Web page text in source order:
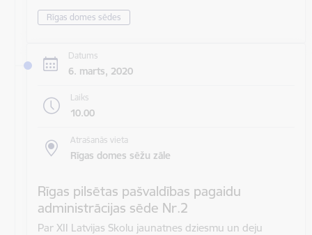
Rīgas domes sēdes
Datums
6. marts, 2020
Laiks
10.00
Atrašanās vieta
Rīgas domes sēžu zāle
Rīgas pilsētas pašvaldības pagaidu
administrācijas sēde Nr.2
Par XII Latvijas Skolu jaunatnes dziesmu un deju